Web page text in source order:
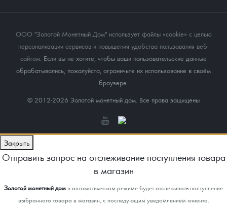
ООО "Золотой Монетный Дом" использует файлы «cookie» с целью
персонализации сервисов и повышения удобства пользования веб-
сайтом. Если вы не хотите, чтобы ваши пользовательские данные
обрабатывались, пожалуйста, ограничьте их использование в своём
браузере.
© 2012-2026 Золотой монетный дом. Все права защищены
Закрыть
Отправить запрос на отслеживание поступления товара
в магазин
Золотой монетный домв автоматическом режиме будет отслеживать поступление
выбранного товара в магазин, с последующим уведомлением клиента.